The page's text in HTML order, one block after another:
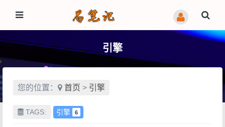
引擎
您的位置： 首页 > 引擎
TAGS: 引擎 6